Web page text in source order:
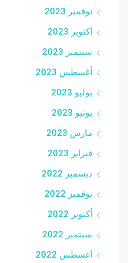
نوفمبر 2023
أكتوبر 2023
سبتمبر 2023
أغسطس 2023
يوليو 2023
يونيو 2023
مارس 2023
فبراير 2023
ديسمبر 2022
نوفمبر 2022
أكتوبر 2022
سبتمبر 2022
أغسطس 2022